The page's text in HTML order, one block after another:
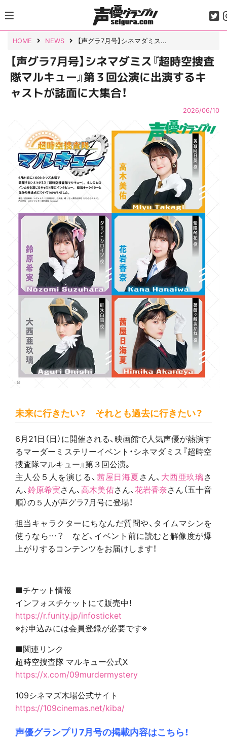
to
content
HOME NEWS 【声グラ7月号】シネマダミス...
【声グラ7月号】シネマダミス『超時空捜査
隊マルキュー』第３回公演に出演するキ
ャストが誌面に大集合！
2026/06/10
未来に行きたい？ それとも過去に行きたい？
6月21日（日）に開催される、映画館で人気声優が熱演す
るマーダーミステリーイベント・シネマダミス『超時空
捜査隊マルキュー』第３回公演。
主人公５人を演じる、 茜屋日海夏さん、 大西亜玖璃さ
ん、鈴原希実さん、高木美佑さん、花岩香奈さん（五十音
順）の５人が声グラ7月号に登場！
担当キャラクターにちなんだ質問や、タイムマシンを
使うなら…？ など、イベント前に読むと解像度が爆
上がりするコンテンツをお届けします！
■チケット情報
インフォスチケットにて販売中！
https://r.funity.jp/infosticket
※お申込みには会員登録が必要です※
■関連リンク
超時空捜査隊 マルキュー公式X
https://x.com/09murdermystery
109シネマズ木場公式サイト
https://109cinemas.net/kiba/
声優グランプリ7月号の掲載内容はこちら！